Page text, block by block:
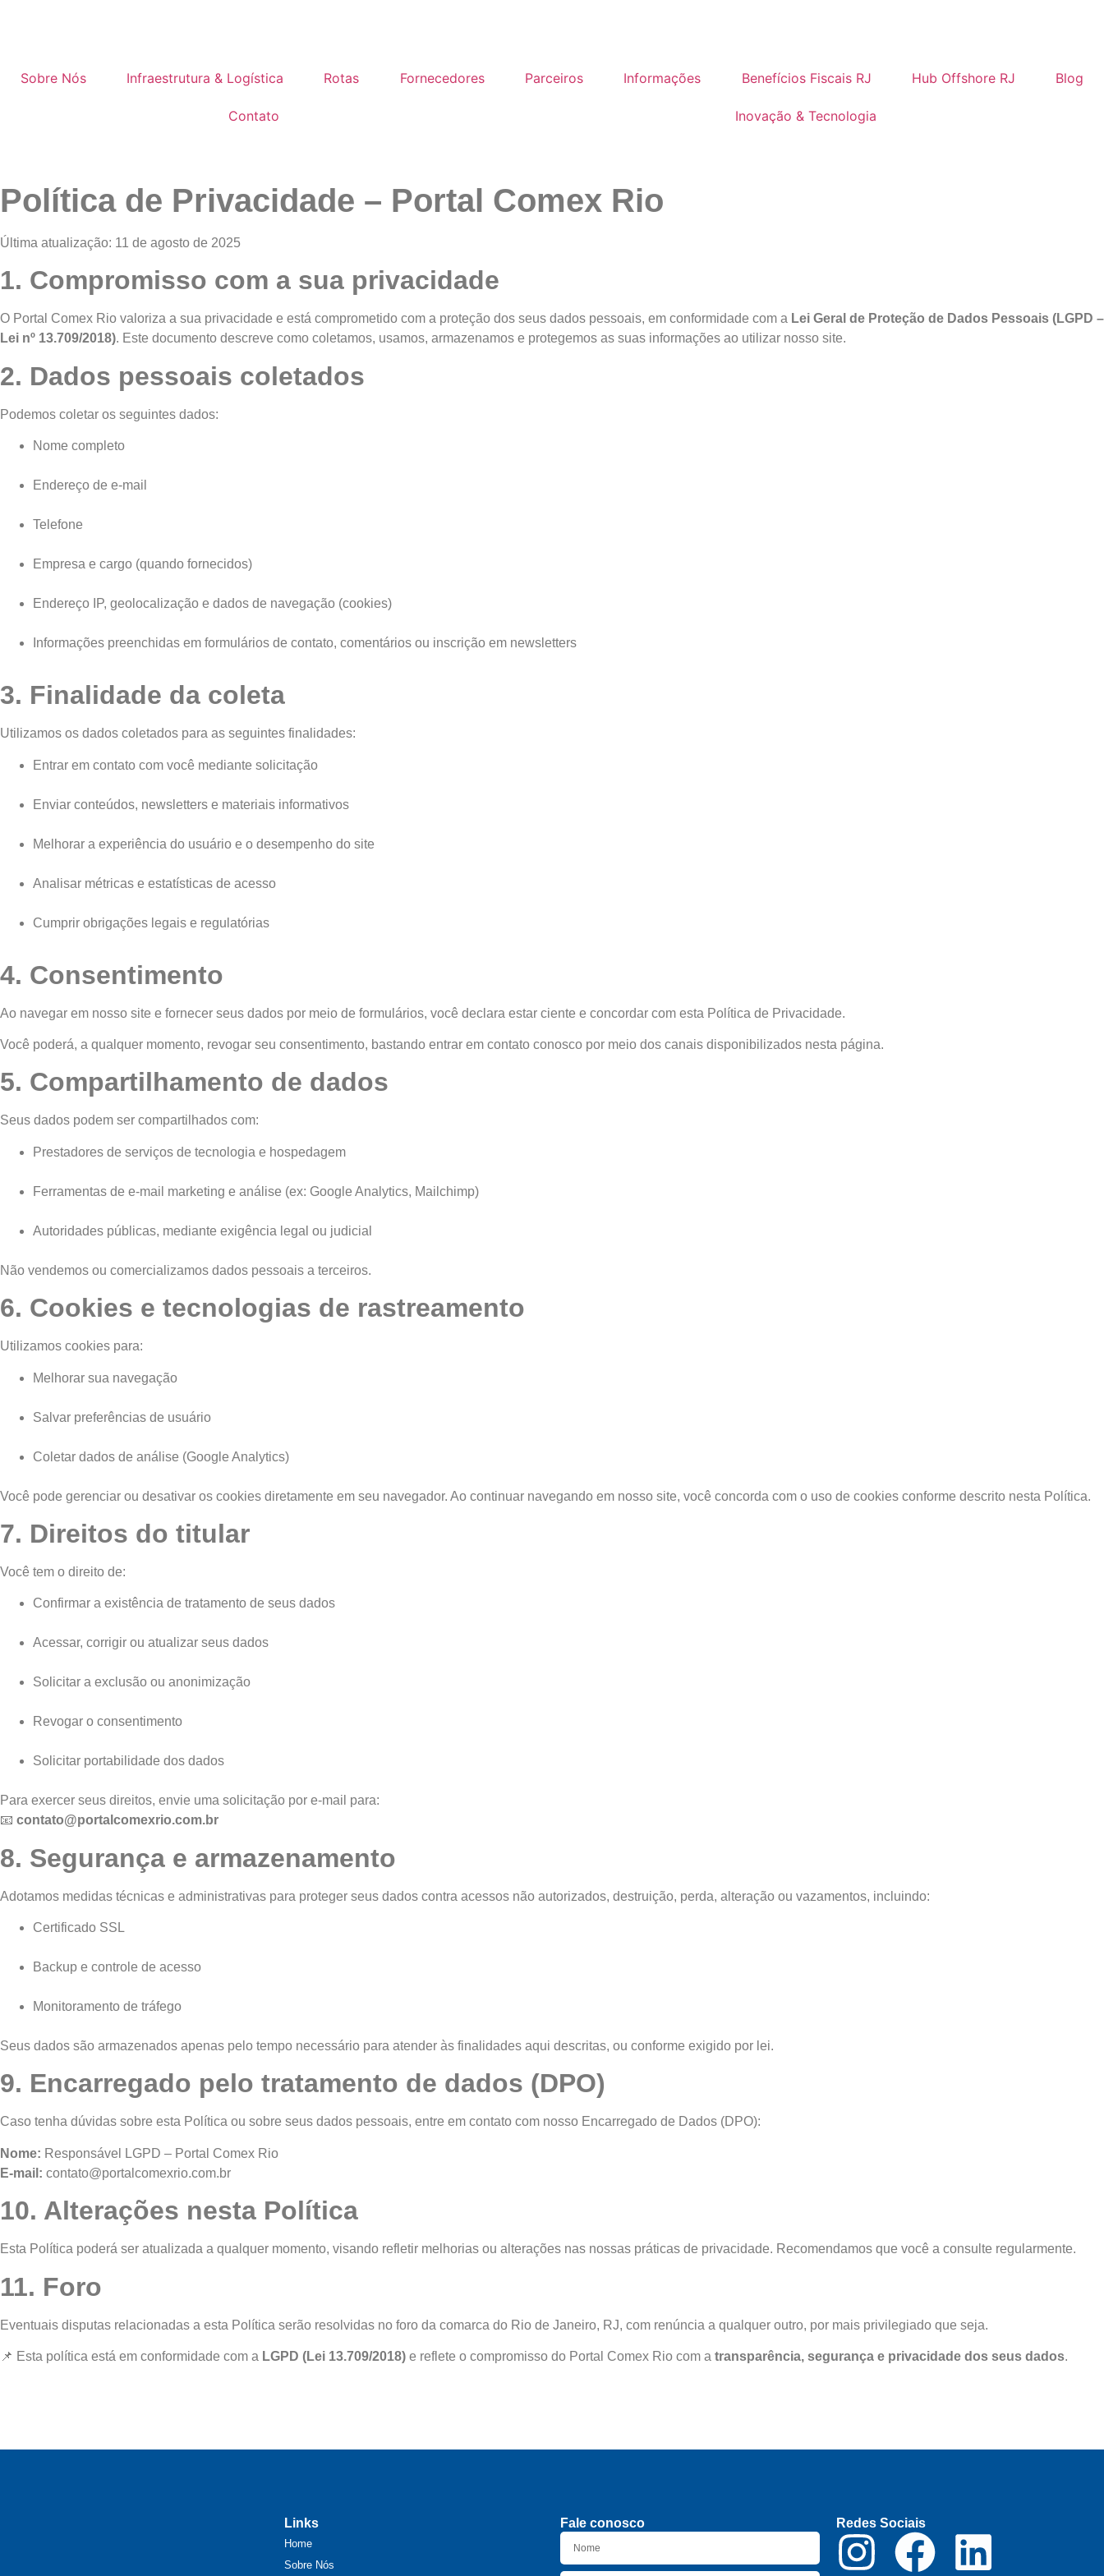
Sobre Nós Infraestrutura & Logística Rotas Fornecedores Parceiros Informações Benefícios Fiscais RJ Hub Offshore RJ Blog
Contato Inovação & Tecnologia
Política de Privacidade – Portal Comex Rio
Última atualização: 11 de agosto de 2025
1. Compromisso com a sua privacidade
O Portal Comex Rio valoriza a sua privacidade e está comprometido com a proteção dos seus dados pessoais, em conformidade com a Lei Geral de Proteção de Dados Pessoais (LGPD –
Lei nº 13.709/2018). Este documento descreve como coletamos, usamos, armazenamos e protegemos as suas informações ao utilizar nosso site.
2. Dados pessoais coletados
Podemos coletar os seguintes dados:
Nome completo
Endereço de e-mail
Telefone
Empresa e cargo (quando fornecidos)
Endereço IP, geolocalização e dados de navegação (cookies)
Informações preenchidas em formulários de contato, comentários ou inscrição em newsletters
3. Finalidade da coleta
Utilizamos os dados coletados para as seguintes finalidades:
Entrar em contato com você mediante solicitação
Enviar conteúdos, newsletters e materiais informativos
Melhorar a experiência do usuário e o desempenho do site
Analisar métricas e estatísticas de acesso
Cumprir obrigações legais e regulatórias
4. Consentimento
Ao navegar em nosso site e fornecer seus dados por meio de formulários, você declara estar ciente e concordar com esta Política de Privacidade.
Você poderá, a qualquer momento, revogar seu consentimento, bastando entrar em contato conosco por meio dos canais disponibilizados nesta página.
5. Compartilhamento de dados
Seus dados podem ser compartilhados com:
Prestadores de serviços de tecnologia e hospedagem
Ferramentas de e-mail marketing e análise (ex: Google Analytics, Mailchimp)
Autoridades públicas, mediante exigência legal ou judicial
Não vendemos ou comercializamos dados pessoais a terceiros.
6. Cookies e tecnologias de rastreamento
Utilizamos cookies para:
Melhorar sua navegação
Salvar preferências de usuário
Coletar dados de análise (Google Analytics)
Você pode gerenciar ou desativar os cookies diretamente em seu navegador. Ao continuar navegando em nosso site, você concorda com o uso de cookies conforme descrito nesta Política.
7. Direitos do titular
Você tem o direito de:
Confirmar a existência de tratamento de seus dados
Acessar, corrigir ou atualizar seus dados
Solicitar a exclusão ou anonimização
Revogar o consentimento
Solicitar portabilidade dos dados
Para exercer seus direitos, envie uma solicitação por e-mail para:
📧 contato@portalcomexrio.com.br
8. Segurança e armazenamento
Adotamos medidas técnicas e administrativas para proteger seus dados contra acessos não autorizados, destruição, perda, alteração ou vazamentos, incluindo:
Certificado SSL
Backup e controle de acesso
Monitoramento de tráfego
Seus dados são armazenados apenas pelo tempo necessário para atender às finalidades aqui descritas, ou conforme exigido por lei.
9. Encarregado pelo tratamento de dados (DPO)
Caso tenha dúvidas sobre esta Política ou sobre seus dados pessoais, entre em contato com nosso Encarregado de Dados (DPO):
Nome: Responsável LGPD – Portal Comex Rio
E-mail: contato@portalcomexrio.com.br
10. Alterações nesta Política
Esta Política poderá ser atualizada a qualquer momento, visando refletir melhorias ou alterações nas nossas práticas de privacidade. Recomendamos que você a consulte regularmente.
11. Foro
Eventuais disputas relacionadas a esta Política serão resolvidas no foro da comarca do Rio de Janeiro, RJ, com renúncia a qualquer outro, por mais privilegiado que seja.
📌 Esta política está em conformidade com a LGPD (Lei 13.709/2018) e reflete o compromisso do Portal Comex Rio com a transparência, segurança e privacidade dos seus dados.
Links
Home
Sobre Nós
Fale conosco Redes Sociais